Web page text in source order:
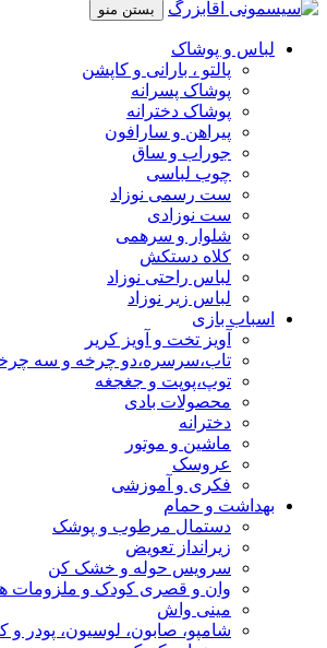
بستن منو
لباس و پوشاک
پالتو ، بارانی و کاپشن
پوشاک پسرانه
پوشاک دخترانه
پیراهن و سارافون
جوراب و ساق
چوب لباسی
ست رسمی نوزاد
ست نوزادی
شلوار و سرهمی
کلاه دستکش
لباس راحتی نوزاد
لباس زیر نوزاد
اسباب بازی
آویز تخت و آویز کریر
تاب،سرسره،دو چرخه و سه
توپ،پوپت و جغجغه
محصولات بادی
دخترانه
ماشین و موتور
عروسک
فکری و آموزشی
بهداشت و حمام
دستمال مرطوب و پوشک
زیرانداز تعویض
سرویس حوله و خشک کن
وان و قصری کودک و ملزومات
مینی واش
شامپو، صابون، لوسیون، پودر و